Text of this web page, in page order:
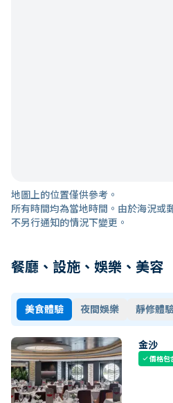
地圖上的位置僅供參考。
所有時間均為當地時間。由於海況或
不另行通知的情況下變更。
餐廳、設施、娛樂、美容
美食體驗 夜間娛樂 靜修體
金沙
check價格包